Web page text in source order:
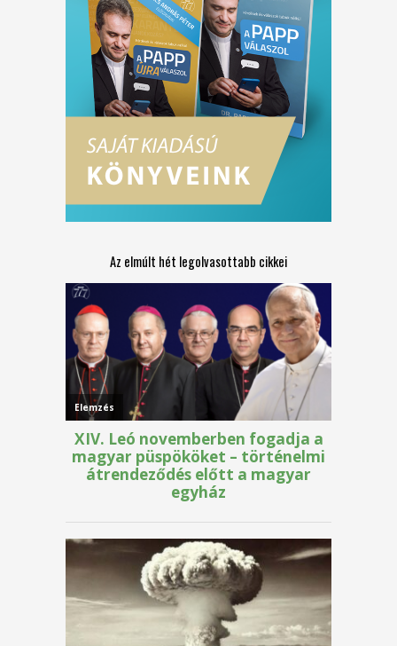
Az elmúlt hét legolvasottabb cikkei